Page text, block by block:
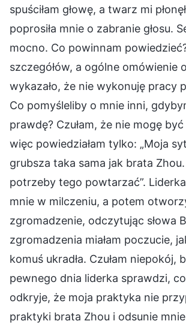
spuściłam głowę, a twarz mi
poprosiła mnie o zabranie głosu.
mocno. Co powinnam
szczegółów, a ogólne omówienie
wykazało, że nie wykonuję pracy
Co pomyśleliby o mnie inni,
prawdę? Czułam, że nie mogę
więc powiedziałam tylko: „Moja
grubsza taka sama jak brata
potrzeby tego powtarzać”. Liderka
mnie w milczeniu, a potem
zgromadzenie, odczytując słowa
zgromadzenia miałam poczucie,
komuś ukradła. Czułam niepokój,
pewnego dnia liderka sprawdzi,
odkryje, że moja praktyka nie
praktyki brata Zhou i odsunie